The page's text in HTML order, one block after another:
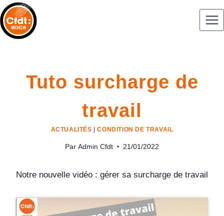
Tuto surcharge de
travail
ACTUALITÉS |CONDITION DE TRAVAIL
Par Admin Cfdt 21/01/2022
Notre nouvelle vidéo : gérer sa surcharge de travail